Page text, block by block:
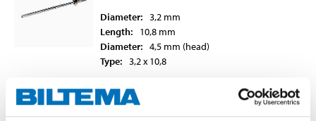
Diameter: 3,2 mm
Length: 10,8 mm
Diameter: 4,5 mm (head)
Type: 3,2 x 10,8
In stock in